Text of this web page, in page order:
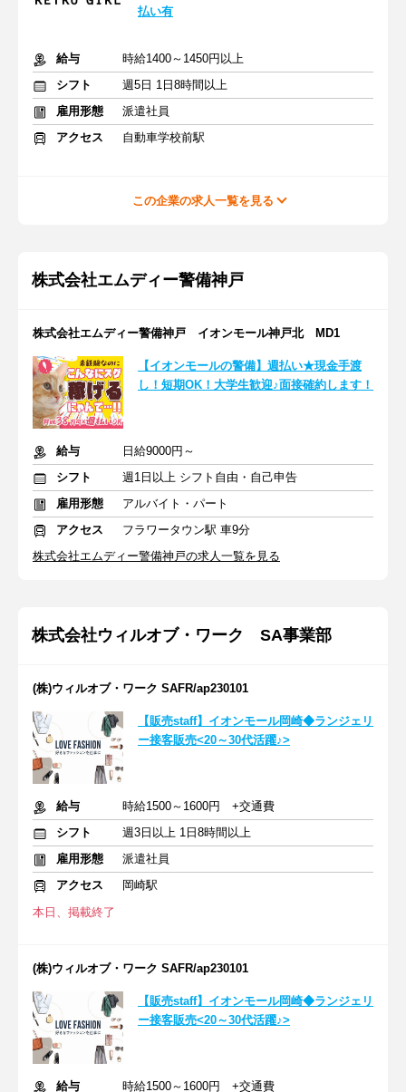
払い有
給与
時給1400～1450円以上
シフト
週5日 1日8時間以上
雇用形態
派遣社員
アクセス
自動車学校前駅
この企業の求人一覧を見る
株式会社エムディー警備神戸
株式会社エムディー警備神戸 イオンモール神戸北 MD1
【イオンモールの警備】週払い★現金手渡
し！短期OK！大学生歓迎♪面接確約します！
給与
日給9000円～
シフト
週1日以上 シフト自由・自己申告
雇用形態
アルバイト・パート
アクセス
フラワータウン駅 車9分
株式会社エムディー警備神戸の求人一覧を見る
株式会社ウィルオブ・ワーク SA事業部
(株)ウィルオブ・ワーク SAFR/ap230101
【販売staff】イオンモール岡崎◆ランジェリ
ー接客販売<20～30代活躍♪>
給与
時給1500～1600円 +交通費
シフト
週3日以上 1日8時間以上
雇用形態
派遣社員
アクセス
岡崎駅
本日、掲載終了
(株)ウィルオブ・ワーク SAFR/ap230101
【販売staff】イオンモール岡崎◆ランジェリ
ー接客販売<20～30代活躍♪>
給与 時給1500～1600円 +交通費